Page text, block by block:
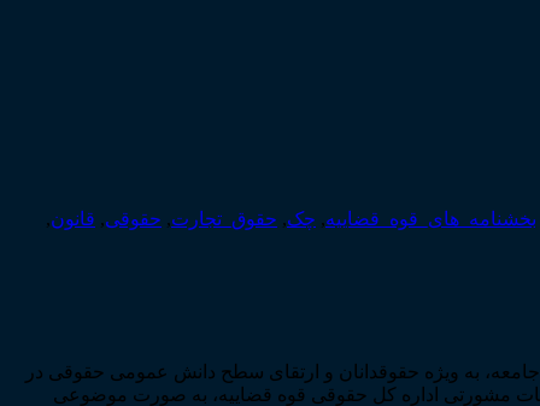
بخشنامه_های_قوه_قضاییه, چک, حقوق_تجارت, حقوقی, قانون,
به ویژه حقوقدانان و ارتقای سطح دانش عمومی حقوقی در
مشورتی اداره کل حقوقی قوه قضاییه، به صورت موضوعی